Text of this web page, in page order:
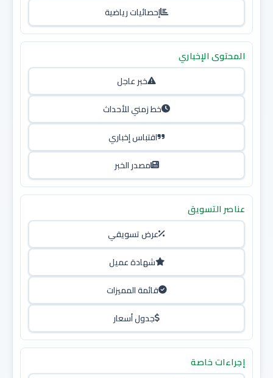
إحصائيات رياضية
المحتوى الإخباري
خبر عاجل
خط زمني للأحداث
اقتباس إخباري
مصدر الخبر
عناصر التسويق
عرض تسويقي
شهادة عميل
قائمة المميزات
جدول أسعار
إجراءات خاصة